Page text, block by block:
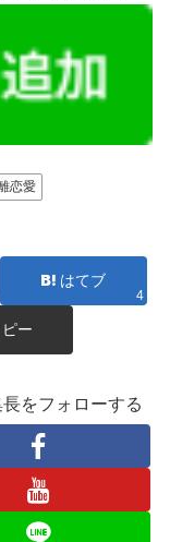
恋愛
はてブ
4
ピー
をフォローする